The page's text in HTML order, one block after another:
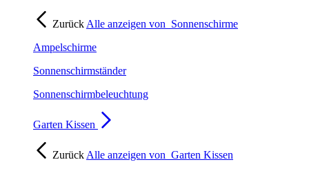
Zurück Alle anzeigen von Sonnenschirme
Ampelschirme
Sonnenschirmständer
Sonnenschirmbeleuchtung
Garten Kissen
Zurück Alle anzeigen von Garten Kissen